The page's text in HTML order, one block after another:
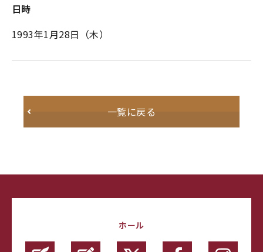
日時
1993年1月28日（木）
一覧に戻る
ホール